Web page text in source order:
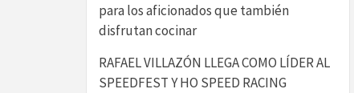
para los aficionados que también
disfrutan cocinar
RAFAEL VILLAZÓN LLEGA COMO LÍDER AL
SPEEDFEST Y HO SPEED RACING